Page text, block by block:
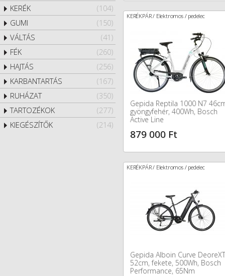
(104)
KERÉK
(150)
GUMI
(41)
VÁLTÁS
(260)
FÉK
(256)
HAJTÁS
(167)
KARBANTARTÁS
(350)
RUHÁZAT
(277)
TARTOZÉKOK
(214)
KIEGÉSZÍTŐK
KERÉKPÁR / Elektromos / pedelec
Gepida Reptila 1000 N7
gyöngyfehér, 400Wh, Bosch
Active Line
879 000 Ft
KERÉKPÁR / Elektromos / pedelec
Gepida Alboin Curve DeoreXT
52cm, fekete, 500Wh, Bosch
Performance, 65Nm